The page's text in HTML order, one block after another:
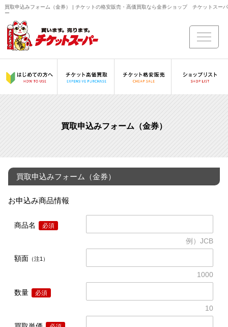
買取申込みフォーム（金券） | チケットの格安販売・高価買取なら金券ショップ チケットスーパ
ー
買取申込みフォーム（金券）
買取申込みフォーム（金券）
お申込み商品情報
商品名 必須
例）JCB
額面 （注1）
1000
数量 必須
10